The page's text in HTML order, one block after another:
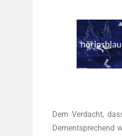
Dem Ver­dacht,
Dem­entspre­chend